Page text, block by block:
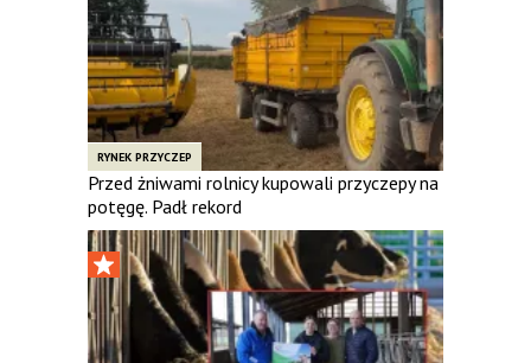
RYNEK PRZYCZEP
Przed żniwami rolnicy kupowali przyczepy na
potęgę. Padł rekord